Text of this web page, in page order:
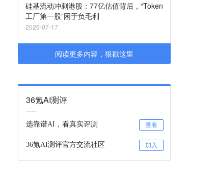
硅基流动冲刺港股：77亿估值背后，“Token
工厂第一股”困于负毛利
2026-07-17
阅读更多内容，狠戳这里
36氪AI测评
选靠谱AI，看真实评测 查看
36氪AI测评官方交流社区 加入